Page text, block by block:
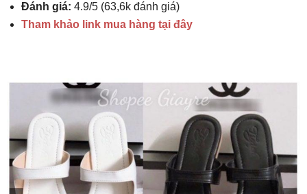
Đánh giá: 4.9/5 (63,6k đánh giá)
Tham khảo link mua hàng tại đây